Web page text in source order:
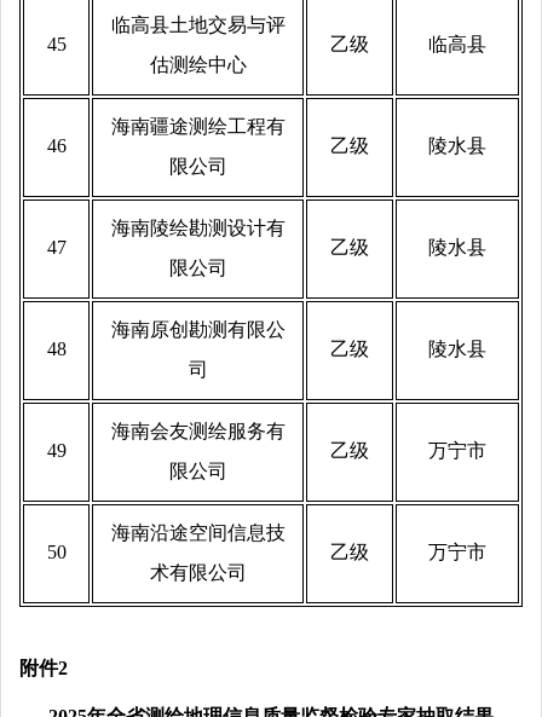
45
临高县土地交易与评
估测绘中心
乙级 临高县
46
海南疆途测绘工程有
限公司
乙级 陵水县
47
海南陵绘勘测设计有
限公司
乙级 陵水县
48
海南原创勘测有限公
司
乙级 陵水县
49
海南会友测绘服务有
限公司
乙级 万宁市
50
海南沿途空间信息技
术有限公司
乙级 万宁市
附件2